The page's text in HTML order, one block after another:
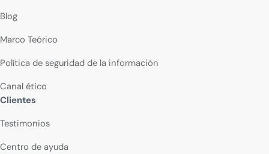
Blog
Marco Teórico
Política de seguridad de la información
Canal ético
Clientes
Testimonios
Centro de ayuda